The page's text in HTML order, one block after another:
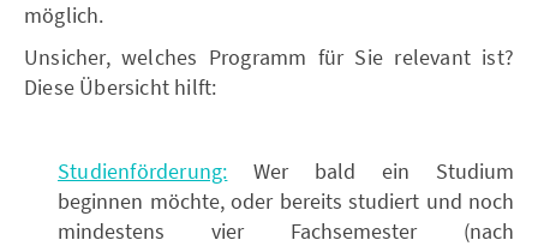
möglich.
Unsicher, welches Programm für Sie relevant ist?
Diese Übersicht hilft:
Studienförderung:
Wer bald ein Studium
beginnen möchte, oder bereits studiert und noch
mindestens vier Fachsemester (nach